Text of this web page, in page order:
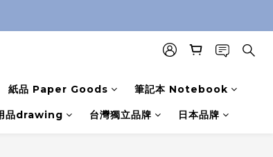
紙品 Paper Goods 筆記本 Notebook
品drawing 台灣獨立品牌 日本品牌